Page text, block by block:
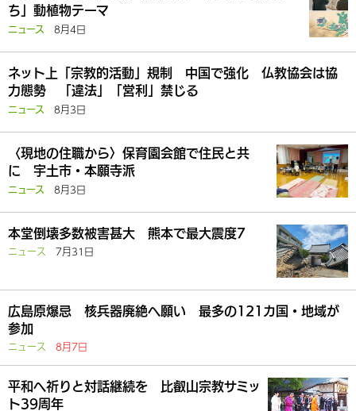
ち」動植物テーマ
ニュース 8月4日
ネット上「宗教的活動」規制 中国で強化 仏教協会は協
力態勢 「違法」「営利」禁じる
ニュース 8月3日
〈現地の住職から〉保育園会館で住民と共
に 宇土市・本願寺派
ニュース 8月3日
本堂倒壊多数被害甚大 熊本で最大震度7
ニュース 7月31日
広島原爆忌 核兵器廃絶へ願い 最多の121カ国・地域が
参加
ニュース 8月7日
平和へ祈りと対話継続を 比叡山宗教サミッ
ト39周年